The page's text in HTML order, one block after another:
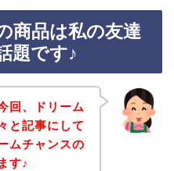
商品は私の友達
題です♪
回、ドリーム
と記事にして
ムチャンスの
す♪